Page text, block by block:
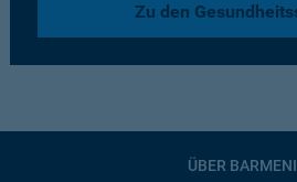
Zu den
ÜBER